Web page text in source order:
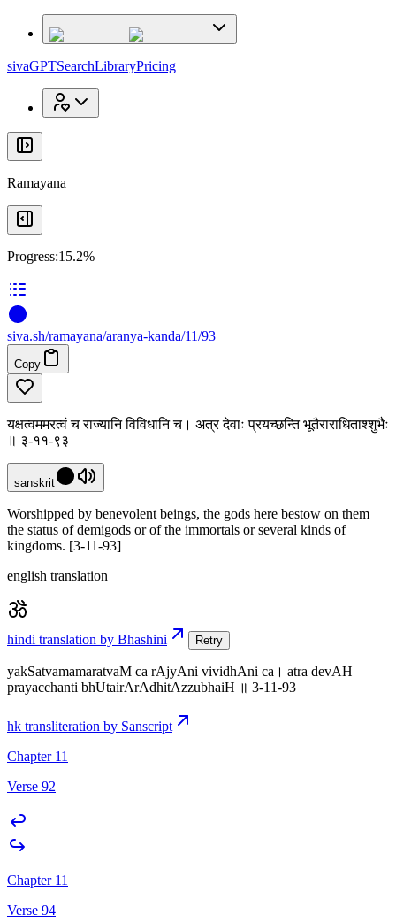
sivaGPTSearchLibraryPricing
Ramayana
Progress:15.2%
siva.sh/ramayana/aranya-kanda/11/93
Copy
यक्षत्वममरत्वं च राज्यानि विविधानि च। अत्र देवाः प्रयच्छन्ति भूतैराराधिताश्शुभैः
॥ ३-११-९३
sanskrit
Worshipped by benevolent beings, the gods here bestow on them
the status of demigods or of the immortals or several kinds of
kingdoms. [3-11-93]
english translation
hindi translation by Bhashini Retry
yakSatvamamaratvaM ca rAjyAni vividhAni ca। atra devAH
prayacchanti bhUtairArAdhitAzzubhaiH ॥ 3-11-93
hk transliteration by Sanscript
Chapter 11
Verse 92
Chapter 11
Verse 94